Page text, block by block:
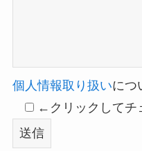
個人情報取り扱いにつ
←クリックしてチ